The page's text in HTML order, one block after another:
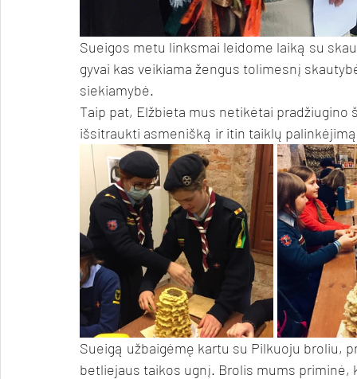
Sueigos metu linksmai leidome laiką su
gyvai kas veikiama žengus tolimesnį
siekiamybė.
Taip pat, Elžbieta mus netikėtai
išsitraukti asmenišką ir itin taiklų
Sueigą užbaigėmę kartu su Pilkuoju broliu,
betliejaus taikos ugnį. Brolis mums